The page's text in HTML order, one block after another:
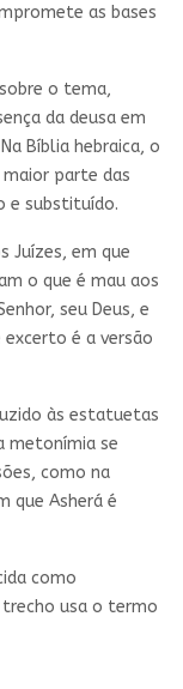
as bases
o tema,
da deusa em
Bíblia hebraica, o
maior parte das
e substituído.
Juízes, em que
o que é mau aos
seu Deus, e
excerto é a versão
às estatuetas
metonímia se
como na
que Asherá é
como
trecho usa o termo